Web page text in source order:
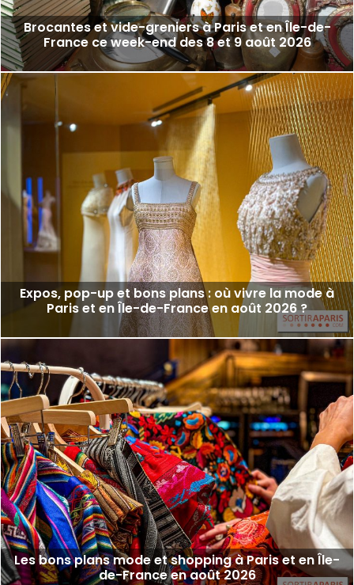
Brocantes et vide-greniers à Paris et en Île-de-
France ce week-end des 8 et 9 août 2026
Expos, pop-up et bons plans : où vivre la mode à
Paris et en Île-de-France en août 2026 ?
Les bons plans mode et shopping à Paris et en Île-
de-France en août 2026